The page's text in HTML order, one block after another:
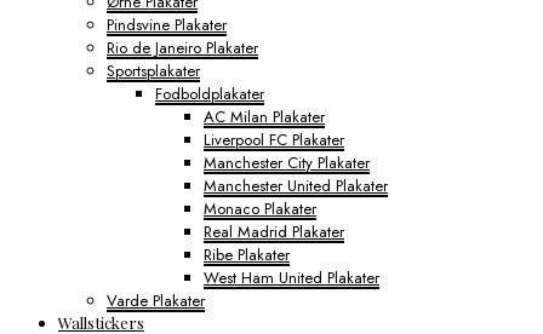
Pindsvine Plakater
Rio de Janeiro Plakater
Sportsplakater
Fodboldplakater
AC Milan Plakater
Liverpool FC Plakater
Manchester City Plakater
Manchester United Plakater
Monaco Plakater
Real Madrid Plakater
Ribe Plakater
West Ham United Plakater
Varde Plakater
Wallstickers